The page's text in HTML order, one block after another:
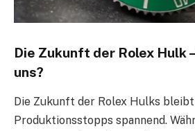
Die Zukunft der Rolex Hulk
uns?
Die Zukunft der Rolex Hulks
Produktionsstopps spannend.